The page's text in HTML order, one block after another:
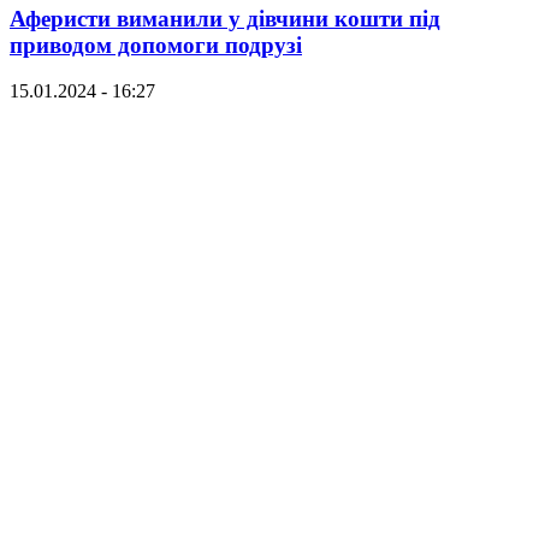
Аферисти виманили у дівчини кошти під
приводом допомоги подрузі
15.01.2024 - 16:27